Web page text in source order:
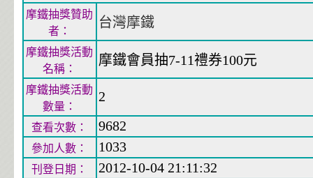
摩鐵抽獎贊助
者：
台灣摩鐵
摩鐵抽獎活動
名稱：
摩鐵會員抽7-11禮券100元
摩鐵抽獎活動
數量：
2
查看次數： 9682
參加人數： 1033
刊登日期： 2012-10-04 21:11:32